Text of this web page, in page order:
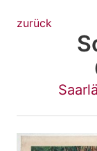
zurück